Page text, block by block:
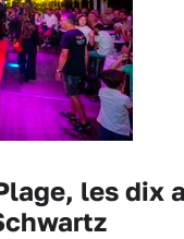
les dix